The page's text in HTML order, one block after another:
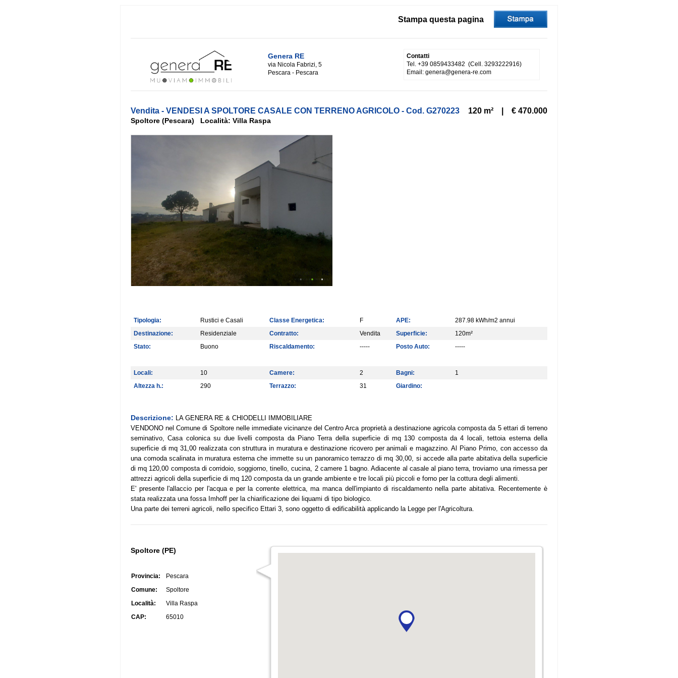
Stampa questa pagina
Genera RE
via Nicola Fabrizi, 5
Pescara - Pescara
Contatti
Tel. +39 0859433482 (Cell. 3293222916)
Email: genera@genera-re.com
Vendita - VENDESI A SPOLTORE CASALE CON TERRENO AGRICOLO - Cod. G270223 120 m² | € 470.000
Spoltore (Pescara) Località: Villa Raspa
Tipologia: Rustici e Casali Classe Energetica: F APE:
287.98 kWh/m2 annui
Destinazione:
Residenziale Contratto: Vendita Superficie:
120m²
Stato:
Buono Riscaldamento: ----- Posto Auto: -----
Locali: 10 Camere: 2 Bagni:
1
Altezza h.:
290 Terrazzo: 31 Giardino:
Descrizione: LA GENERA RE & CHIODELLI IMMOBILIARE
VENDONO nel Comune di Spoltore nelle immediate vicinanze del Centro Arca proprietà a destinazione agricola composta da 5 ettari di terreno
seminativo, Casa colonica su due livelli composta da Piano Terra della superficie di mq 130 composta da 4 locali, tettoia esterna della
superficie di mq 31,00 realizzata con struttura in muratura e destinazione ricovero per animali e magazzino. Al Piano Primo, con accesso da
una comoda scalinata in muratura esterna che immette su un panoramico terrazzo di mq 30,00, si accede alla parte abitativa della superficie
di mq 120,00 composta di corridoio, soggiorno, tinello, cucina, 2 camere 1 bagno. Adiacente al casale al piano terra, troviamo una rimessa per
attrezzi agricoli della superficie di mq 120 composta da un grande ambiente e tre locali più piccoli e forno per la cottura degli alimenti.
E' presente l'allaccio per l'acqua e per la corrente elettrica, ma manca dell'impianto di riscaldamento nella parte abitativa. Recentemente è
stata realizzata una fossa Imhoff per la chiarificazione dei liquami di tipo biologico.
Una parte dei terreni agricoli, nello specifico Ettari 3, sono oggetto di edificabilità applicando la Legge per l'Agricoltura.
Spoltore (PE)
Provincia:
Pescara
Comune:
Spoltore
Località:
Villa Raspa
CAP:
65010